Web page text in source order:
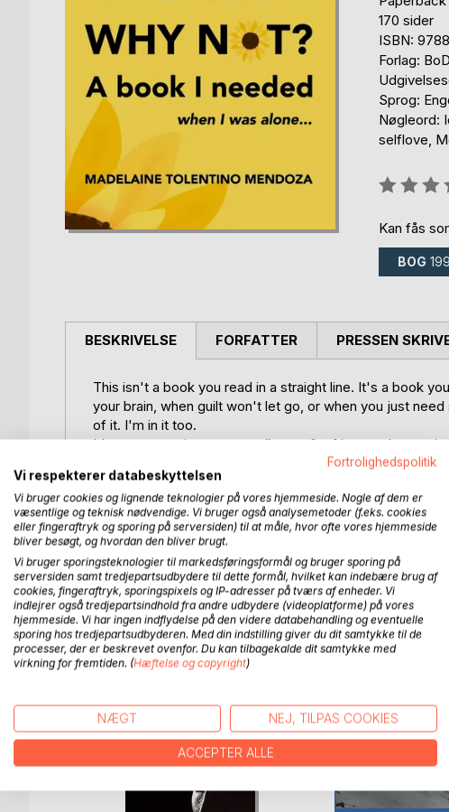
170 sider
ISBN:
Forlag:
Sprog:
Nøgleord:
selflove,
Kan fås
BOG
BESKRIVELSE
This isn't a book you read in a straight line. It's a book
your brain, when guilt won't let go, or when you just
of it. I'm in it too.
It's part memoir, part pep talk, part "wtf is even
Inside you'll find stories about dreams, heartbreak,
reflections about everything and nothing, and the
I don't have all the answers (I wish), but I do know this:
need to apologise for existing, and you don't need to
This book is for the overthinkers, the dreamers, the
pretending they're okay all the time.
But as always:
Keep shining. Keep being amazing. And keep being you.
FORFATTER PRESSEN
FLERE TITLER HOS
Fortrolighedspolitik
Vi respekterer databeskyttelsen
Vi bruger cookies og lignende teknologier på vores hjemmeside. Nogle af dem er
væsentlige og teknisk nødvendige. Vi bruger også analysemetoder (f.eks. cookies
eller fingeraftryk og sporing på serversiden) til at måle, hvor ofte vores hjemmeside
bliver besøgt, og hvordan den bliver brugt.
Vi bruger sporingsteknologier til markedsføringsformål og bruger sporing på
serversiden samt tredjepartsudbydere til dette formål, hvilket kan indebære brug af
cookies, fingeraftryk, sporingspixels og IP-adresser på tværs af enheder. Vi
indlejrer også tredjepartsindhold fra andre udbydere (videoplatforme) på vores
hjemmeside. Vi har ingen indflydelse på den videre databehandling og eventuelle
sporing hos tredjepartsudbyderen. Med din indstilling giver du dit samtykke til de
processer, der er beskrevet ovenfor. Du kan tilbagekalde dit samtykke med
virkning for fremtiden. (Hæftelse og copyright)
NÆGT NEJ, TILPAS COOKIES
ACCEPTER ALLE